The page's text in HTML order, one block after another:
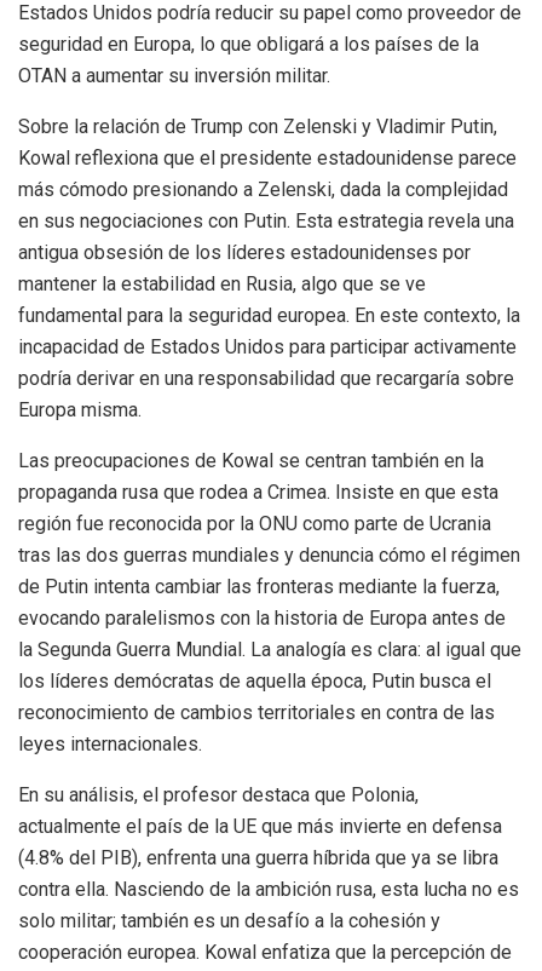
Estados Unidos podría reducir su papel como proveedor de
seguridad en Europa, lo que obligará a los países de la
OTAN a aumentar su inversión militar.
Sobre la relación de Trump con Zelenski y Vladimir Putin,
Kowal reflexiona que el presidente estadounidense parece
más cómodo presionando a Zelenski, dada la complejidad
en sus negociaciones con Putin. Esta estrategia revela una
antigua obsesión de los líderes estadounidenses por
mantener la estabilidad en Rusia, algo que se ve
fundamental para la seguridad europea. En este contexto, la
incapacidad de Estados Unidos para participar activamente
podría derivar en una responsabilidad que recargaría sobre
Europa misma.
Las preocupaciones de Kowal se centran también en la
propaganda rusa que rodea a Crimea. Insiste en que esta
región fue reconocida por la ONU como parte de Ucrania
tras las dos guerras mundiales y denuncia cómo el régimen
de Putin intenta cambiar las fronteras mediante la fuerza,
evocando paralelismos con la historia de Europa antes de
la Segunda Guerra Mundial. La analogía es clara: al igual que
los líderes demócratas de aquella época, Putin busca el
reconocimiento de cambios territoriales en contra de las
leyes internacionales.
En su análisis, el profesor destaca que Polonia,
actualmente el país de la UE que más invierte en defensa
(4.8% del PIB), enfrenta una guerra híbrida que ya se libra
contra ella. Nasciendo de la ambición rusa, esta lucha no es
solo militar; también es un desafío a la cohesión y
cooperación europea. Kowal enfatiza que la percepción de